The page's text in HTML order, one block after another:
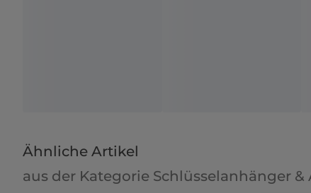
Ähnliche Artikel
aus der Kategorie Schlüsselanhänger &